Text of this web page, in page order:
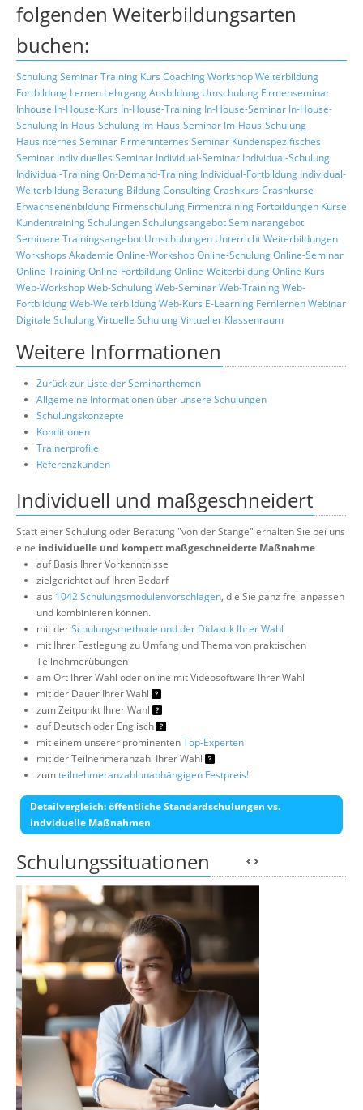
folgenden Weiterbildungsarten
buchen:
SchulungSeminarTraining Kurs CoachingWorkshopWeiterbildung
Fortbildung Lernen LehrgangAusbildung Umschulung Firmenseminar
Inhouse In-House-Kurs In-House-Training In-House-Seminar In-House-
Schulung In-Haus-Schulung Im-Haus-Seminar Im-Haus-Schulung
Hausinternes Seminar Firmeninternes Seminar Kundenspezifisches
Seminar Individuelles Seminar Individual-Seminar Individual-Schulung
Individual-TrainingOn-Demand-Training Individual-Fortbildung Individual-
Weiterbildung Beratung BildungConsultingCrashkurs Crashkurse
Erwachsenenbildung Firmenschulung Firmentraining Fortbildungen Kurse
KundentrainingSchulungenSchulungsangebotSeminarangebot
Seminare Trainingsangebot Umschulungen UnterrichtWeiterbildungen
Workshops Akademie Online-WorkshopOnline-SchulungOnline-Seminar
Online-TrainingOnline-FortbildungOnline-WeiterbildungOnline-Kurs
Web-WorkshopWeb-SchulungWeb-SeminarWeb-TrainingWeb-
FortbildungWeb-WeiterbildungWeb-Kurs E-Learning FernlernenWebinar
Digitale SchulungVirtuelle SchulungVirtueller Klassenraum
Weitere Informationen
Zurück zur Liste der Seminarthemen
Allgemeine Informationen über unsere Schulungen
Schulungskonzepte
Konditionen
Trainerprofile
Referenzkunden
Individuell und maßgeschneidert
Statt einer Schulung oder Beratung "von der Stange" erhalten Sie bei uns
eine individuelle und kompett maßgeschneiderte Maßnahme
auf Basis Ihrer Vorkenntnisse
zielgerichtet auf Ihren Bedarf
aus 1042 Schulungsmodulenvorschlägen, die Sie ganz frei anpassen
und kombinieren können.
mit derSchulungsmethode und der Didaktik Ihrer Wahl
mit Ihrer Festlegung zu Umfang und Thema von praktischen
Teilnehmerübungen
am Ort Ihrer Wahl oder online mit Videosoftware Ihrer Wahl
mit der Dauer Ihrer Wahl
zum Zeitpunkt Ihrer Wahl
auf Deutsch oder Englisch
mit einem unserer prominentenTop-Experten
mit der Teilnehmeranzahl Ihrer Wahl
zumteilnehmeranzahlunabhängigen Festpreis!
Detailvergleich: öffentliche Standardschulungen vs.
indviduelle Maßnahmen
Schulungssituationen